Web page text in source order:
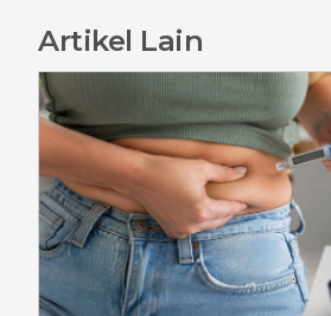
Artikel Lain